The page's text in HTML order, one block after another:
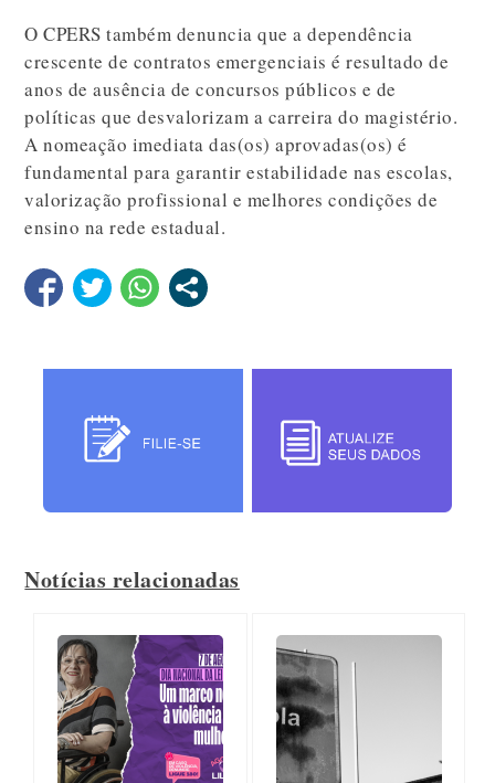
O CPERS também denuncia que a dependência
crescente de contratos emergenciais é resultado de
anos de ausência de concursos públicos e de
políticas que desvalorizam a carreira do magistério.
A nomeação imediata das(os) aprovadas(os) é
fundamental para garantir estabilidade nas escolas,
valorização profissional e melhores condições de
ensino na rede estadual.
Notícias relacionadas